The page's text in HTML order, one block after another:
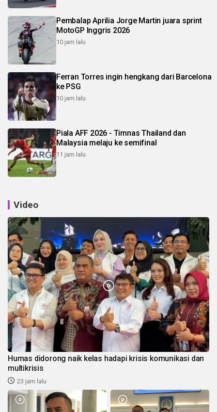
Pembalap Aprilia Jorge Martin juara sprint
MotoGP Inggris 2026
10 jam lalu
Ferran Torres ingin hengkang dari Barcelona
ke PSG
10 jam lalu
Piala AFF 2026 - Timnas Thailand dan
Malaysia melaju ke semifinal
11 jam lalu
Video
Humas didorong naik kelas hadapi krisis komunikasi dan
multikrisis
23 jam lalu